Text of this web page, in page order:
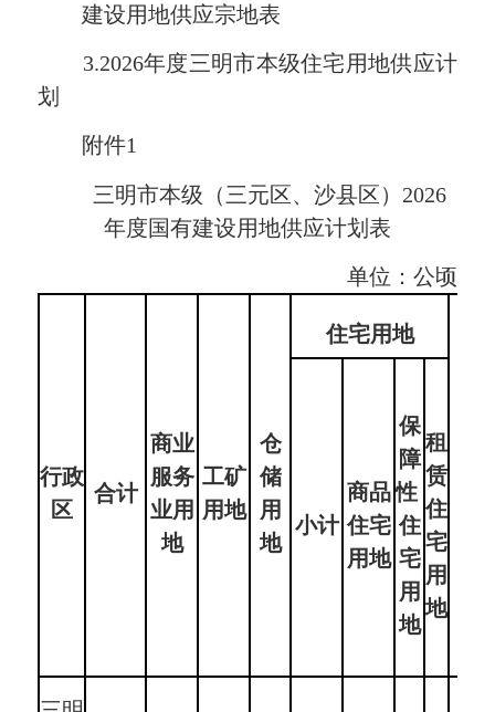
建设用地供应宗地表
3.2026年度三明市本级住宅用地供应计
划
附件1
三明市本级（三元区、沙县区）2026
年度国有建设用地供应计划表
单位：公顷
行政
区
合计
商业
服务
业用
地
工矿
用地
仓
储
用
地
住宅用地
小计
商品
住宅
用地
保
障
性
住
宅
用
地
租
赁
住
宅
用
地